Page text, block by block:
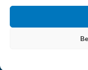
Bartscher
2026 ALLE